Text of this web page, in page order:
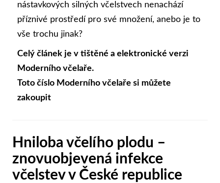
nástavkových silných včelstvech nenachází
příznivé prostředí pro své množení, anebo je to
vše trochu jinak?
Celý článek je v tištěné a elektronické verzi
Moderního včelaře.
Toto číslo Moderního včelaře si můžete
zakoupit
Hniloba včelího plodu –
znovuobjevená infekce
včelstev v České republice